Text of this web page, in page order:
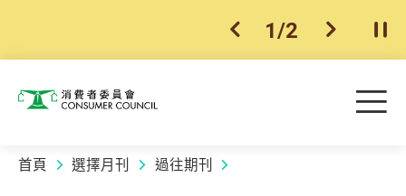
上一個
1/2 下一個開
消費者委員會 目
首頁 選擇月刊 過往期刊